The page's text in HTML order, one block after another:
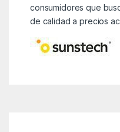
consumidores que
de calidad a precios